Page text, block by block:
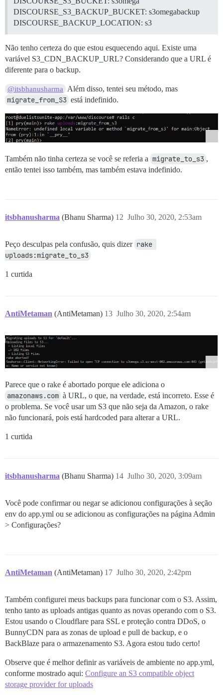
DISCOURSE_S3_BACKUP_BUCKET: s3omegabackup
DISCOURSE_BACKUP_LOCATION: s3
Não tenho certeza do que estou esquecendo aqui. Existe uma
variável S3_CDN_BACKUP_URL? Considerando que a URL é
diferente para o backup.
@itsbhanusharma Além disso, tentei seu método, mas
migrate_from_S3 está indefinido.
Também não tinha certeza se você se referia a migrate_to_s3 ,
então tentei isso também, mas também estava indefinido.
itsbhanusharma (Bhanu Sharma) Julho 30, 2020, 2:53am
12
Peço desculpas pela confusão, quis dizer rake
uploads:migrate_to_s3
1 curtida
AntiMetaman (AntiMetaman) Julho 30, 2020, 2:54am
13
Parece que o rake é abortado porque ele adiciona o
amazonaws.com à URL, o que, na verdade, está incorreto. Esse é
o problema. Se você usar um S3 que não seja da Amazon, o rake
não funcionará, pois está hardcoded para alterar a URL.
1 curtida
itsbhanusharma (Bhanu Sharma) Julho 30, 2020, 3:09am
14
Você pode confirmar ou negar se adicionou configurações à seção
env do app.yml ou se adicionou as configurações na página Admin
> Configurações?
AntiMetaman (AntiMetaman) Julho 30, 2020, 2:42pm
17
Também configurei meus backups para funcionar com o S3. Assim,
tenho tanto as uploads antigas quanto as novas operando com o S3.
Estou usando o Cloudflare para SSL e proteção contra DDoS, o
BunnyCDN para as zonas de upload e pull de backup, e o
BackBlaze para o armazenamento S3. Agora estou tudo certo!
Observe que é melhor definir as variáveis de ambiente no app.yml,
conforme mostrado aqui: Configure an S3 compatible object
storage provider for uploads